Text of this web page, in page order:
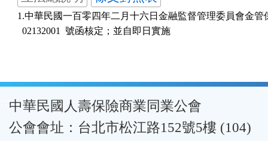
鈕
區
1.中華民國一百零四年二月十六日金融監督管理委員會金管
  02132001  號函核定；並自即日實施
:::中華民國人壽保險商業同業公會
公會會址：台北市松江路152號5樓 (104)